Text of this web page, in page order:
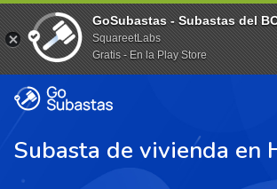
Subasta de vivienda en
GoSubastas - Subastas del
SquareetLabs
Gratis - En la Play Store